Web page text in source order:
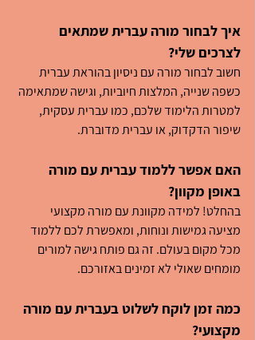
איך לבחור מורה עברית שמתאים
לצרכים שלי?
חשוב לבחור מורה עם ניסיון בהוראת עברית
כשפה שנייה, המלצות חיוביות, וגישה שמתאימה
למטרות הלימוד שלכם, כמו עברית עסקית,
שיפור הדקדוק, או עברית מדוברת.
האם אפשר ללמוד עברית עם מורה
באופן מקוון?
בהחלט! למידה מקוונת עם מורה מקצועי
מציעה גמישות ונוחות, ומאפשרת לכם ללמוד
מכל מקום בעולם. זה גם פותח גישה למורים
מומחים שאולי לא זמינים באזורכם.
כמה זמן לוקח לשלוט בעברית עם מורה
מקצועי?